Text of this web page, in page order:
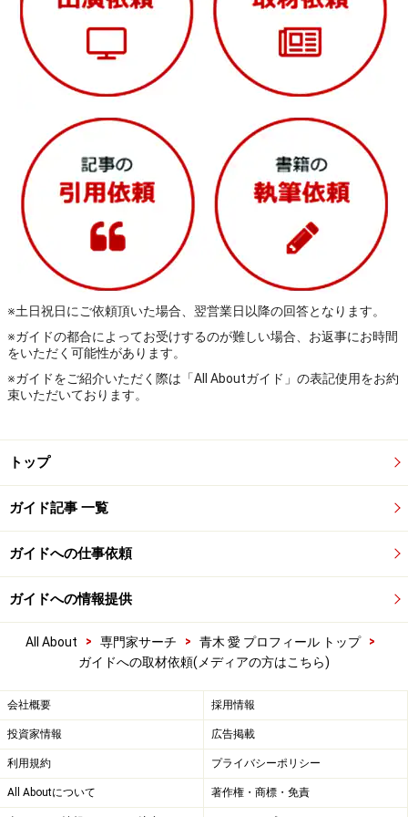
※土日祝日にご依頼頂いた場合、翌営業日以降の回答となります。
※ガイドの都合によってお受けするのが難しい場合、お返事にお時間
をいただく可能性があります。
※ガイドをご紹介いただく際は「All Aboutガイド」の表記使用をお約
束いただいております。
トップ
ガイド記事 一覧
ガイドへの仕事依頼
ガイドへの情報提供
All About > 専門家サーチ > 青木 愛 プロフィール トップ
>
ガイドへの取材依頼(メディアの方はこちら)
会社概要 採用情報
投資家情報 広告掲載
利用規約 プライバシーポリシー
All Aboutについて 著作権・商標・免責